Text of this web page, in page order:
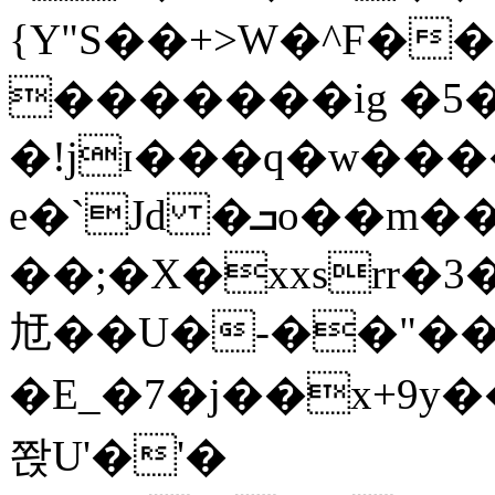
{Y"S��+>W�^F�
�������ig
e�`Jd �ܒo��m��1��d|
㝼��U�-
쫝U'�'�